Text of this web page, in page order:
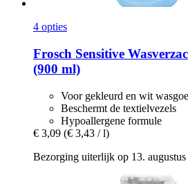
4 opties
Frosch Sensitive
(900 ml)
Voor gekleurd en wit
Beschermt de textielvezels
Hypoallergene formule
€ 3,09 (€ 3,43 / l)
Bezorging uiterlijk op 13. augustus